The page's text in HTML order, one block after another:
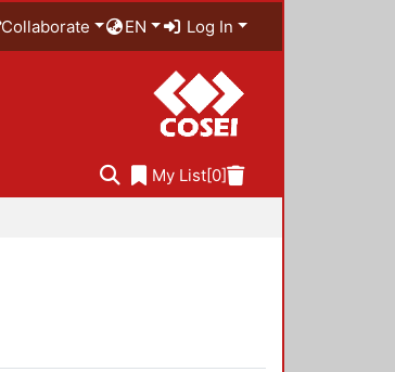
Collaborate EN Log In
My List[0]